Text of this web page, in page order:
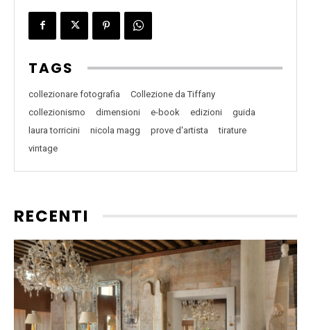
TAGS
collezionare fotografia
Collezione da Tiffany
collezionismo
dimensioni e-book edizioni
guida
laura torricini
nicola magg prove d'artista
tirature
vintage
RECENTI